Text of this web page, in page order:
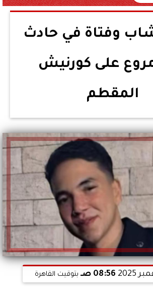
وفتاة في حادث
على كورنيش
المقطم
08:56 صـ بتوقيت القاهرة